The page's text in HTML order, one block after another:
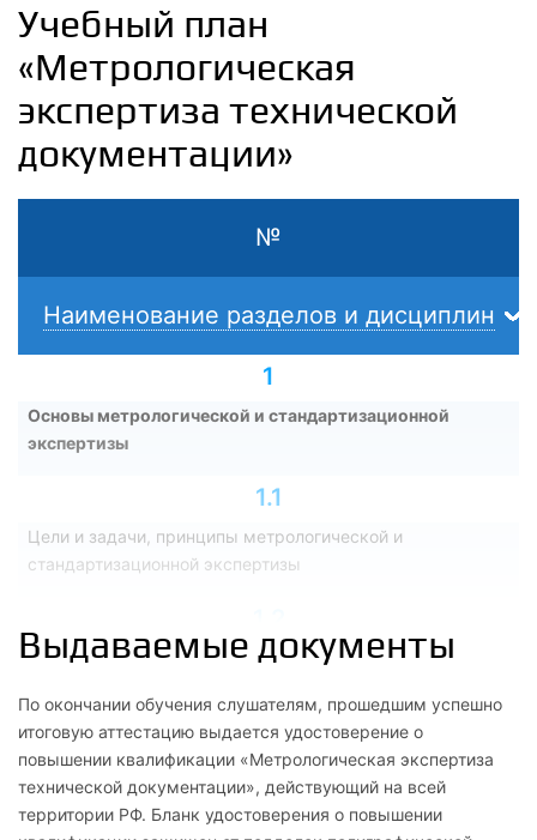
Учебный план
«Метрологическая
экспертиза технической
документации»
№
Наименование разделов и дисциплин
1
Основы метрологической и стандартизационной
экспертизы
1.1
Цели и задачи, принципы метрологической и
стандартизационной экспертизы
Организация метрологической и стандартизационной
1.3
Законодательные основы проведения метрологической
экспертизы
Выдаваемые документы
По окончании обучения слушателям, прошедшим успешно
итоговую аттестацию выдается удостоверение о
повышении квалификации «Метрологическая экспертиза
технической документации», действующий на всей
территории РФ. Бланк удостоверения о повышении